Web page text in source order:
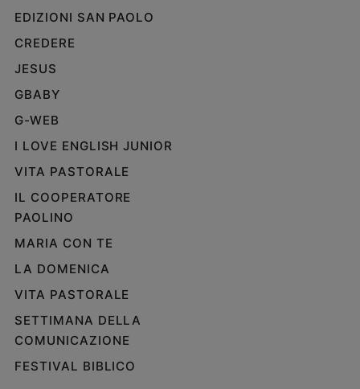
EDIZIONI SAN PAOLO
CREDERE
JESUS
GBABY
G-WEB
I LOVE ENGLISH JUNIOR
VITA PASTORALE
IL COOPERATORE
PAOLINO
MARIA CON TE
LA DOMENICA
VITA PASTORALE
SETTIMANA DELLA
COMUNICAZIONE
FESTIVAL BIBLICO